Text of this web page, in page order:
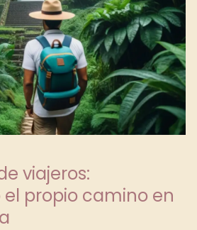
viajeros:
propio camino en